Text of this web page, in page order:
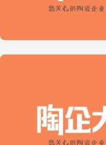
城展馆👉
中国优秀陶
秀场与产品
届佛山陶博
月18日#中